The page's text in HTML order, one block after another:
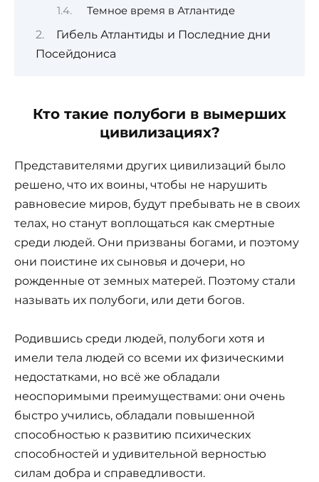
Темное время в Атлантиде
Гибель Атлантиды и Последние дни
Посейдониса
Кто такие полубоги в вымерших
цивилизациях?
Представителями других цивилизаций было
решено, что их воины, чтобы не нарушить
равновесие миров, будут пребывать не в своих
телах, но станут воплощаться как смертные
среди людей. Они призваны богами, и поэтому
они поистине их сыновья и дочери, но
рожденные от земных матерей. Поэтому стали
называть их полубоги, или дети богов.
Родившись среди людей, полубоги хотя и
имели тела людей со всеми их физическими
недостатками, но всё же обладали
неоспоримыми преимуществами: они очень
быстро учились, обладали повышенной
способностью к развитию психических
способностей и удивительной верностью
силам добра и справедливости.